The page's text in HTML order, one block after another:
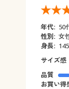
年代: 50
性別: 女
身長:
サイズ感
品質
お買い得